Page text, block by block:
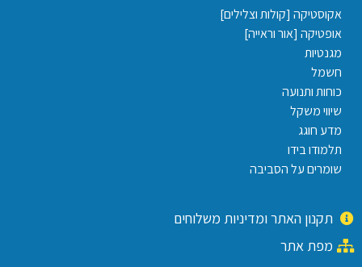
אקוסטיקה [קולות וצלילים]
אופטיקה [אור וראייה]
מגנטיות
חשמל
כוחות ותנועה
שיווי משקל
מדע חוגג
תלמודו בידו
שומרים על הסביבה
תקנון האתר ומדיניות משלוחים
מפת אתר